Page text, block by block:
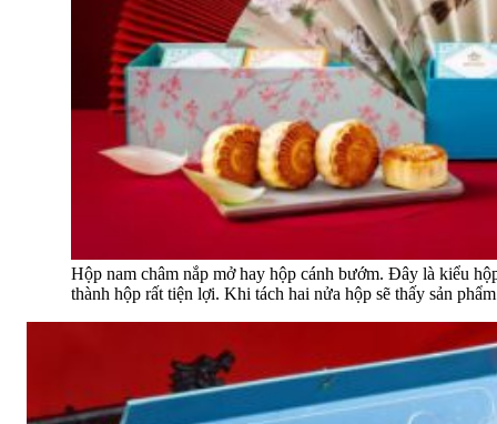
Hộp nam châm nắp mở hay hộp cánh bướm. Đây là kiểu
thành hộp rất tiện lợi. Khi tách hai nửa hộp sẽ thấy sản